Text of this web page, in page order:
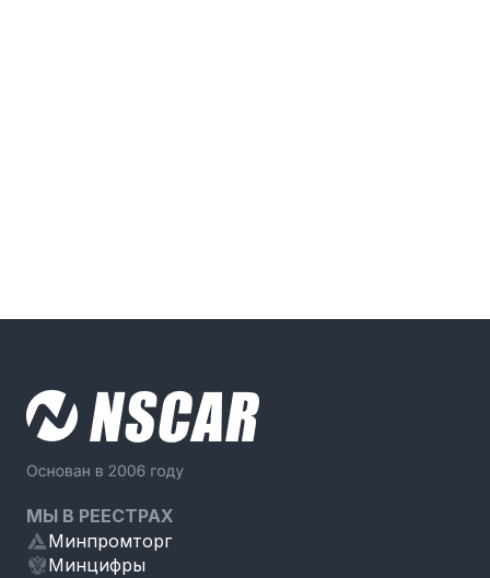
МЫ В РЕЕСТРАХ
Минпромторг
Минцифры